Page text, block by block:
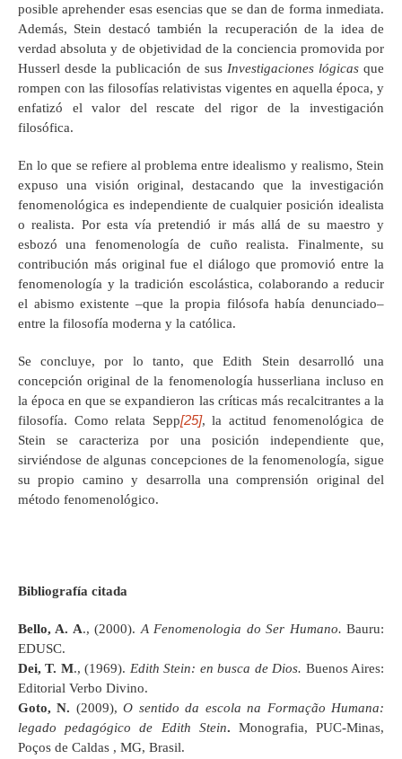
posible aprehender esas esencias que se dan de forma inmediata.
Además, Stein destacó también la recuperación de la idea de
verdad absoluta y de objetividad de la conciencia promovida por
Husserl desde la publicación de sus Investigaciones lógicasque
rompen con las filosofías relativistas vigentes en aquella época, y
enfatizó el valor del rescate del rigor de la investigación
filosófica.
En lo que se refiere al problema entre idealismo y realismo, Stein
expuso una visión original, destacando que la investigación
fenomenológica es independiente de cualquier posición idealista
o realista. Por esta vía pretendió ir más allá de su maestro y
esbozó una fenomenología de cuño realista. Finalmente, su
contribución más original fue el diálogo que promovió entre la
fenomenología y la tradición escolástica, colaborando a reducir
el abismo existente –que la propia filósofa había denunciado–
entre la filosofía moderna y la católica.
Se concluye, por lo tanto, que Edith Stein desarrolló una
concepción original de la fenomenología husserliana incluso en
la época en que se expandieron las críticas más recalcitrantes a la
filosofía. Como relata Sepp[25], la actitud fenomenológica de
Stein se caracteriza por una posición independiente que,
sirviéndose de algunas concepciones de la fenomenología, sigue
su propio camino y desarrolla una comprensión original del
método fenomenológico.
Bibliografía citada
Bello, A. A., (2000).A Fenomenologia do Ser Humano. Bauru:
EDUSC.
Dei, T. M., (1969). Edith Stein: en busca de Dios. Buenos Aires:
Editorial Verbo Divino.
Goto, N. (2009),O sentido da escola na Formação Humana:
legado pedagógico de Edith Stein. Monografia, PUC-Minas,
Poços de Caldas , MG, Brasil.